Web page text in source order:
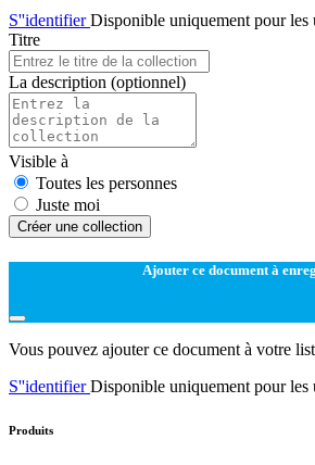
S''identifierDisponible uniquement pour les
Titre
La description (optionnel)
Visible à
Toutes les personnes
Juste moi
Créer une collection
Ajouter ce document à
Vous pouvez ajouter ce document à votre
S''identifierDisponible uniquement pour les
Produits